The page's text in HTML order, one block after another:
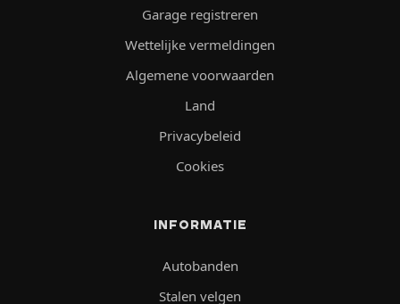
Garage registreren
Wettelijke vermeldingen
Algemene voorwaarden
Land
Privacybeleid
Cookies
INFORMATIE
Autobanden
Stalen velgen